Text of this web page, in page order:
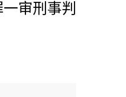
审刑事判